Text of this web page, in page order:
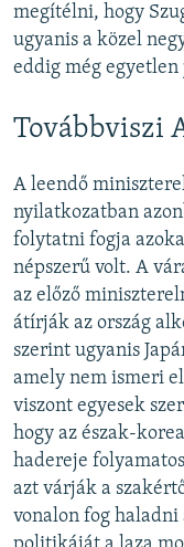
megítélni, hogy
ugyanis a közel
eddig még
Továbbviszi
A leendő
nyilatkozatban
folytatni fogja
népszerű volt. A
az előző
átírják az ország
szerint ugyanis
amely nem ismeri
viszont egyesek
hogy az észak-
hadereje
azt várják a
vonalon fog